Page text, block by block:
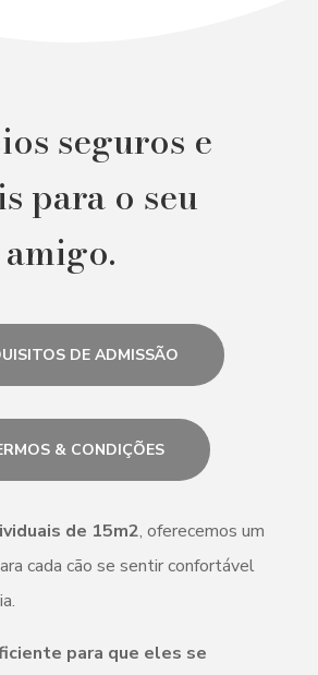
seguros e
para o seu
DE ADMISSÃO
& CONDIÇÕES
de 15m2, oferecemos um
cada cão se sentir confortável
para que eles se